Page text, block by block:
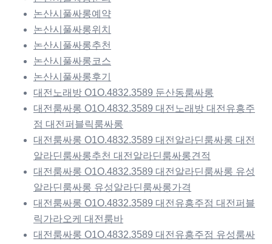
논산시풀싸롱예약
논산시풀싸롱위치
논산시풀싸롱추천
논산시풀싸롱코스
논산시풀싸롱후기
대전노래방 O1O.4832.3589 둔산동룸싸롱
대전룸싸롱 O1O.4832.3589 대전노래방 대전유흥주
점 대전퍼블릭룸싸롱
대전룸싸롱 O1O.4832.3589 대전알라딘룸싸롱 대전
알라딘룸싸롱추천 대전알라딘룸싸롱견적
대전룸싸롱 O1O.4832.3589 대전알라딘룸싸롱 유성
알라딘룸싸롱 유성알라딘룸싸롱가격
대전룸싸롱 O1O.4832.3589 대전유흥주점 대전퍼블
릭가라오케 대전룸바
대전룸싸롱 O1O.4832.3589 대전유흥주점 유성룸싸